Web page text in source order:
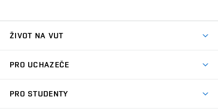
ŽIVOT NA VUT
Koleje
PRO UCHAZEČE
PRO STUDENTY